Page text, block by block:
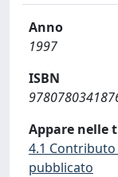
Anno
1997
ISBN
Appare nelle
4.1
pubblicato